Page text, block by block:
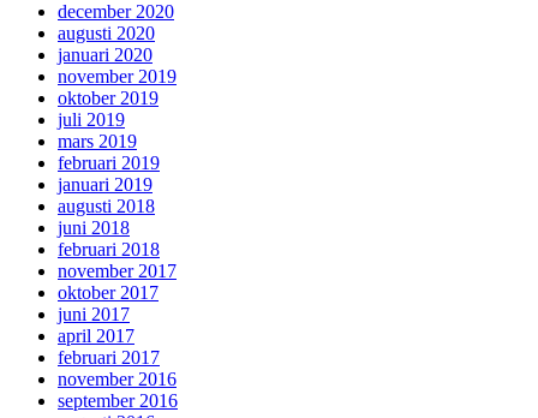
december 2020
augusti 2020
januari 2020
november 2019
oktober 2019
juli 2019
mars 2019
februari 2019
januari 2019
augusti 2018
juni 2018
februari 2018
november 2017
oktober 2017
juni 2017
april 2017
februari 2017
november 2016
september 2016